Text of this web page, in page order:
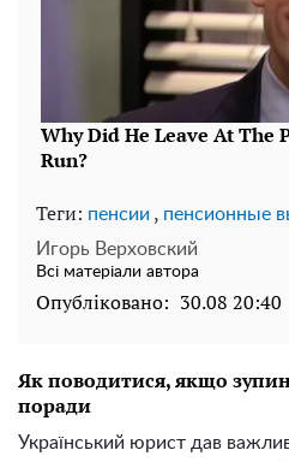
Теги: пенсии , пенсионные
Игорь Верховский
Всі матеріали автора
Опубліковано: 30.08 20:40
Як поводитися, якщо
поради
Український юрист дав